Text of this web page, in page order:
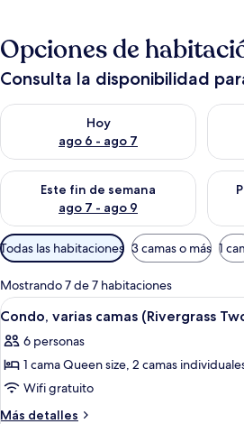
Opciones de
Consulta la disponibilidad
Hoy
ago 6 - ago 7
Consulta la disponibilidad para hoy
Este fin de semana
ago 7 - ago 9
Consulta la disponibilidad para este
Filtros
disponibles
para
las
habitaciones
Todas las habitaciones 3 camas o más 1
Mostrando 7 de 7 habitaciones
Abrir
todas
las
fotos
de
Condo,
Un
6
Condo, varias camas (Rivergrass
6 personas
1 cama Queen size, 2 camas
Wifi gratuito
Más detalles
Más